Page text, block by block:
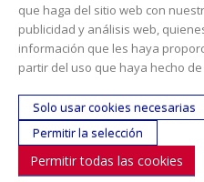
Dirección:c/ Cercedilla nº 14,
Email:contacta aquí
Teléfono:913519435
SÍGUENOS
que haga del sitio web con
publicidad y análisis web,
información que les haya
partir del uso que haya hecho
Solo usar cookies necesarias
Permitir la selección
Permitir todas las cookies